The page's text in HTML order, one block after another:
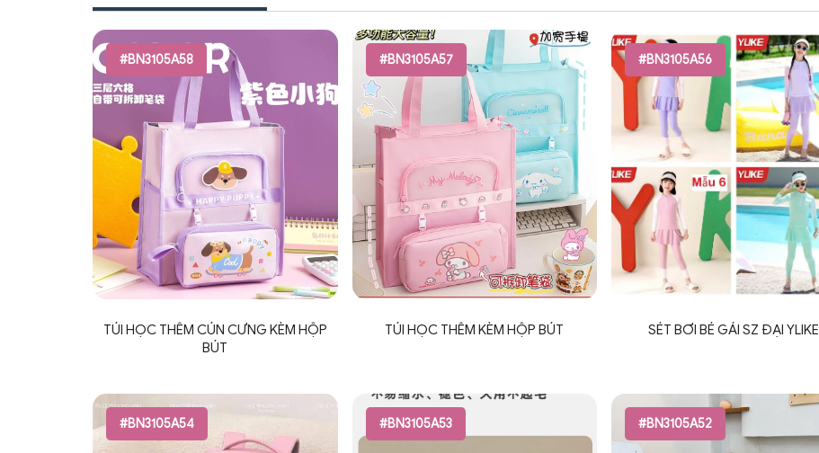
#BN3105A58
TÚI HỌC THÊM CÚN CƯNG KÈM HỘP
BÚT
#BN3105A57
TÚI HỌC THÊM KÈM HỘP BÚT
#BN3105A56
SÉT BƠI BÉ GÁI SZ ĐẠI YLIKE
#BN3105A54 #BN3105A53 #BN3105A52